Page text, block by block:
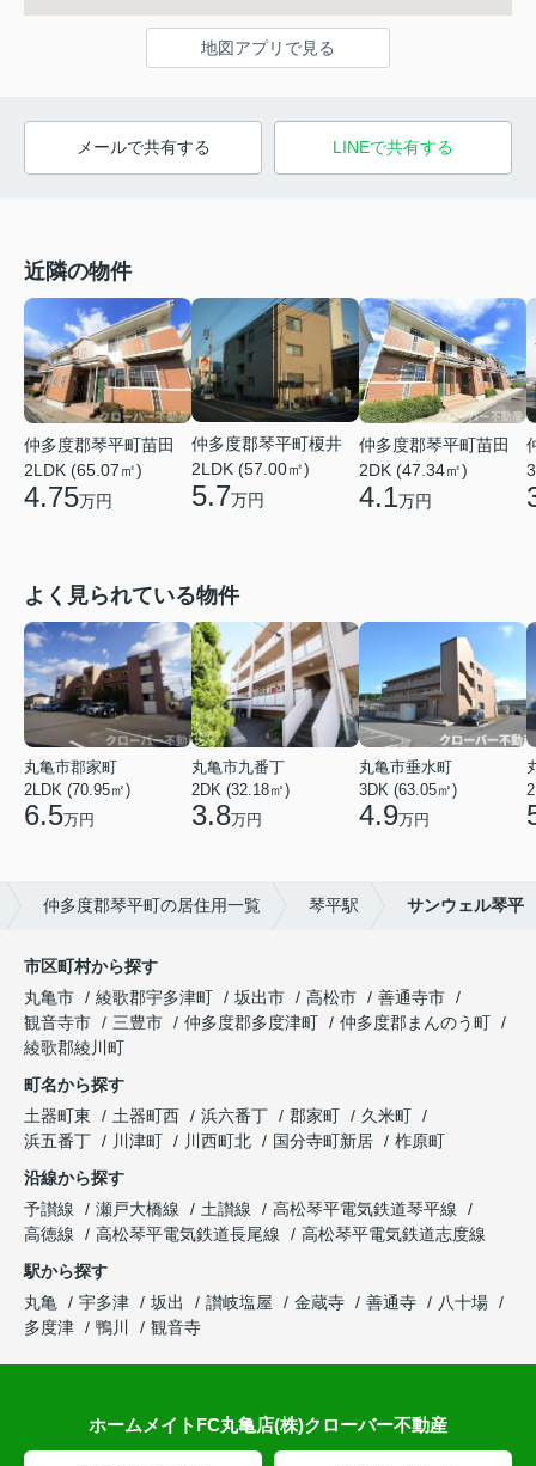
地図アプリで見る
メールで共有する LINEで共有する
近隣の物件
仲多度郡琴平町苗田
2LDK (65.07㎡)
4.75万円
仲多度郡琴平町榎井
2LDK (57.00㎡)
5.7万円
仲多度郡琴平町苗田
2DK (47.34㎡)
4.1万円
よく見られている物件
丸亀市郡家町
2LDK (70.95㎡)
6.5万円
丸亀市九番丁
2DK (32.18㎡)
3.8万円
丸亀市垂水町
3DK (63.05㎡)
4.9万円
仲多度郡琴平町の居住用一覧 琴平駅 サンウェル琴平
市区町村から探す
丸亀市
綾歌郡宇多津町 坂出市 高松市
善通寺市
観音寺市
三豊市 仲多度郡多度津町
仲多度郡まんのう町
綾歌郡綾川町
町名から探す
土器町東
土器町西 浜六番丁 郡家町
久米町
浜五番丁
川津町 川西町北 国分寺町新居
柞原町
沿線から探す
予讃線
瀬戸大橋線 土讃線
高松琴平電気鉄道琴平線
高徳線
高松琴平電気鉄道長尾線
高松琴平電気鉄道志度線
駅から探す
丸亀
宇多津 坂出 讃岐塩屋 金蔵寺 善通寺
八十場
多度津
鴨川 観音寺
ホームメイトFC丸亀店(株)クローバー不動産